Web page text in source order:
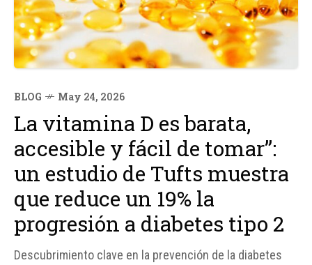
BLOG May 24, 2026
La vitamina D es barata,
accesible y fácil de tomar”:
un estudio de Tufts muestra
que reduce un 19% la
progresión a diabetes tipo 2
Descubrimiento clave en la prevención de la diabetes